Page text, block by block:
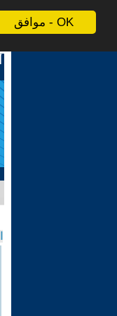
موافق - OK